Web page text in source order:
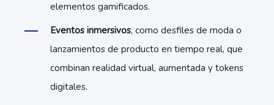
elementos gamificados.
Eventos inmersivos, como desfiles de moda o
lanzamientos de producto en tiempo real, que
combinan realidad virtual, aumentada y tokens
digitales.